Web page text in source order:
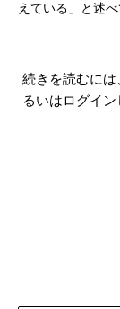
えている」と述べ
続きを読むに
るいはログイン